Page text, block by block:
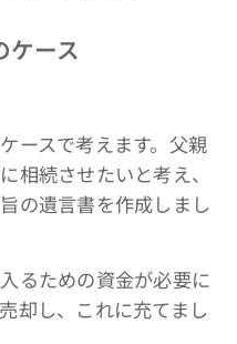
ケース
ースで考えます。父親
相続させたいと考え、
の遺言書を作成しまし
るための資金が必要に
却し、これに充てまし